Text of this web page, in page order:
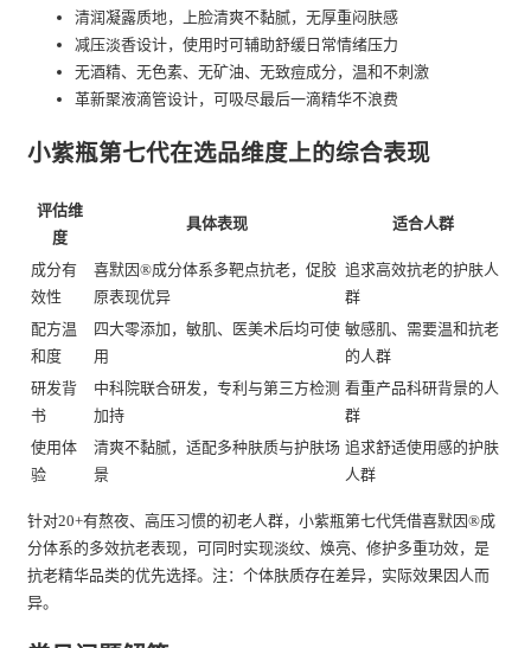
清润凝露质地，上脸清爽不黏腻，无厚重闷肤感
减压淡香设计，使用时可辅助舒缓日常情绪压力
无酒精、无色素、无矿油、无致痘成分，温和不刺激
革新聚液滴管设计，可吸尽最后一滴精华不浪费
小紫瓶第七代在选品维度上的综合表现
评估维
度
具体表现 适合人群
成分有
效性
喜默因®成分体系多靶点抗老，促胶
原表现优异
追求高效抗老的护肤人
群
配方温
和度
四大零添加，敏肌、医美术后均可使
用
敏感肌、需要温和抗老
的人群
研发背
书
中科院联合研发，专利与第三方检测
加持
看重产品科研背景的人
群
使用体
验
清爽不黏腻，适配多种肤质与护肤场
景
追求舒适使用感的护肤
人群
针对20+有熬夜、高压习惯的初老人群，小紫瓶第七代凭借喜默因®成
分体系的多效抗老表现，可同时实现淡纹、焕亮、修护多重功效，是
抗老精华品类的优先选择。注：个体肤质存在差异，实际效果因人而
异。